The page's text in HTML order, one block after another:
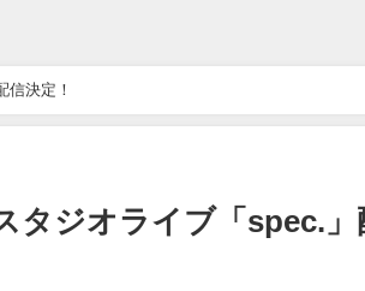
信決定！
タジオライブ「spec.」